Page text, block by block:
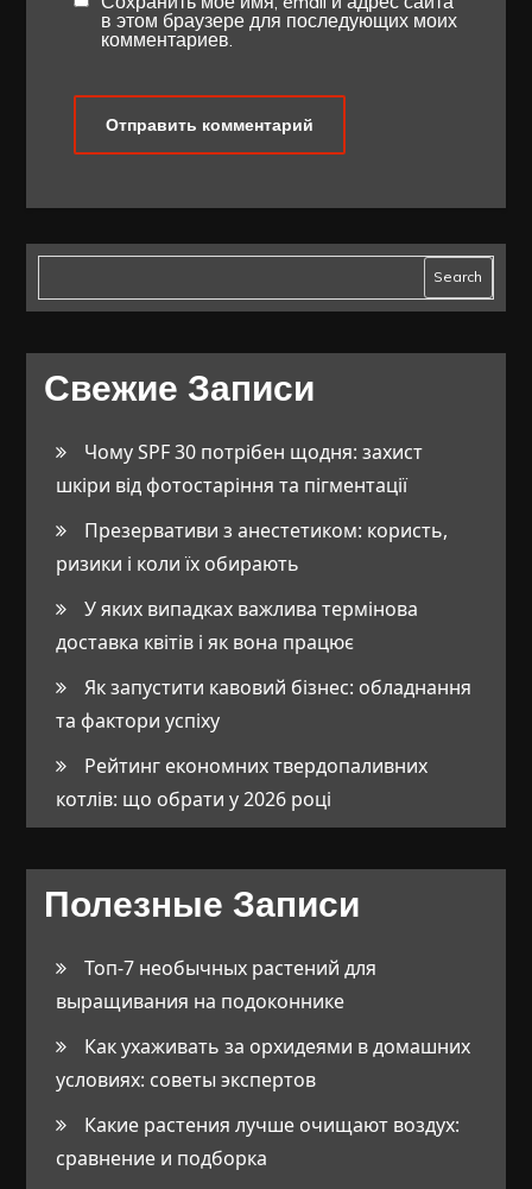
в этом браузере для последующих моих
комментариев.
Search
Свежие Записи
Чому SPF 30 потрібен щодня: захист
шкіри від фотостаріння та пігментації
Презервативи з анестетиком: користь,
ризики і коли їх обирають
У яких випадках важлива термінова
доставка квітів і як вона працює
Як запустити кавовий бізнес: обладнання
та фактори успіху
Рейтинг економних твердопаливних
котлів: що обрати у 2026 році
Полезные Записи
Топ-7 необычных растений для
выращивания на подоконнике
Как ухаживать за орхидеями в домашних
условиях: советы экспертов
Какие растения лучше очищают воздух:
сравнение и подборка